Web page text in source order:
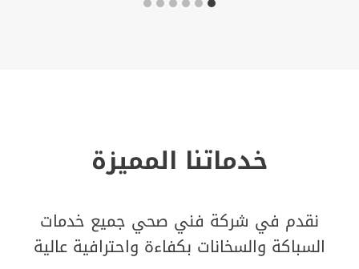
خدماتنا المميزة
نقدم في شركة فني صحي جميع خدمات
السباكة والسخانات بكفاءة واحترافية عالية